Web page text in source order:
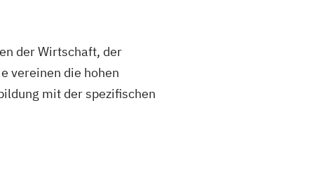
der Wirtschaft, der
vereinen die hohen
mit der spezifischen